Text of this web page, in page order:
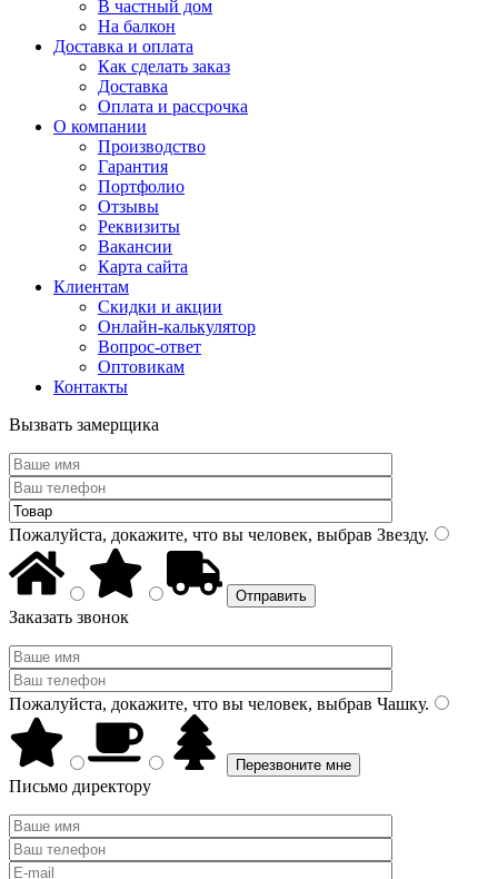
В частный дом
На балкон
Доставка и оплата
Как сделать заказ
Доставка
Оплата и рассрочка
О компании
Производство
Гарантия
Портфолио
Отзывы
Реквизиты
Вакансии
Карта сайта
Клиентам
Скидки и акции
Онлайн-калькулятор
Вопрос-ответ
Оптовикам
Контакты
Вызвать замерщика
Пожалуйста, докажите, что вы человек, выбрав Звезду.
Заказать звонок
Пожалуйста, докажите, что вы человек, выбрав Чашку.
Письмо директору